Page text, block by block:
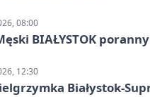
08:00
BIAŁYSTOK
12:30
Białystok-